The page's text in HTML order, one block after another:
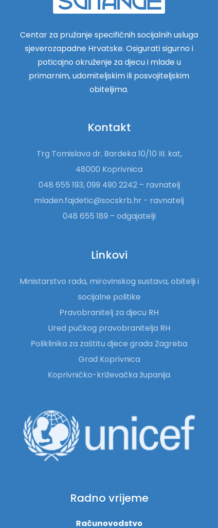
Centar za pružanje specifičnih socijalnih usluga
sjeverozapadne Hrvatske. Osigurati sigurno i
poticajno okruženje za djecu i mlade u
primarnim, udomiteljskim ili posvojiteljskim
obiteljima.
Kontakt
Trg Tomislava dr. Bardeka 10/10 III. kat,
48000 Koprivnica
048 655 193, 099 490 2242 – ravnatelj
mladen.fajdetic@socskrb.hr - ravnatelj
048 655 189 – odgajatelji
Linkovi
Ministarstvo rada, mirovinskog sustava, obitelji i
socijalne politike
Pravobranitelj za djecu RH
Ured pučkog pravobranitelja RH
Poliklinika za zaštitu djece grada Zagreba
Grad Koprivnica
Koprivničko-križevačka županija
Radno vrijeme
Računovodstvo